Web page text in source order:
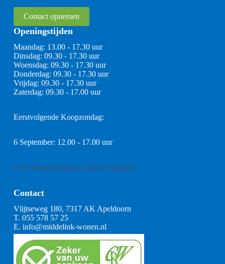
Contact opnemen
Openingstijden
Maandag: 13.00 - 17.30 uur
Dinsdag: 09.30 - 17.30 uur
Woensdag: 09.30 - 17.30 uur
Donderdag: 09.30 - 17.30 uur
Vrijdag: 09.30 - 17.30 uur
Zaterdag: 09.30 - 17.00 uur
Eerstvolgende Koopzondag:
6 September: 12.00 - 17.00 uur
Geen Koopzondag in Juli & Augustus
Contact
Vlijtseweg 180, 7317 AK Apeldoorn
T. 055 578 57 25
E. info@middelink-wonen.nl